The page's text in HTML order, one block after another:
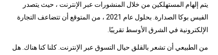
يتم إلهام المستهلكين من خلال المنشورات عبر الإنترنت ، حيث يتصدر
الفيس بوكا الصدارة. بحلول عام 2021 ، من المتوقع أن تتضاعف التجارة
الإلكترونية في الشرق الأوسط تقريبًا.
من الطبيعي أن تشعر بالقلق حيال التسوق عبر الإنترنت. كلنا كنا هناك. هل